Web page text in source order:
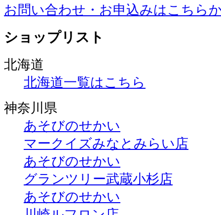
お問い合わせ・お申込みはこちら
ショップリスト
北海道
北海道一覧はこちら
神奈川県
あそびのせかい
マークイズみなとみらい店
あそびのせかい
グランツリー武蔵小杉店
あそびのせかい